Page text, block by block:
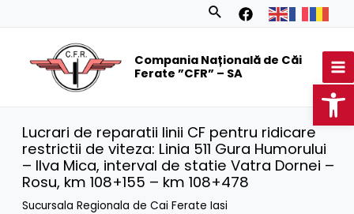
Search
Compania Națională de Căi
Ferate ”CFR” – SA
Lucrari de reparatii linii CF pentru ridicare
restrictii de viteza: Linia 511 Gura Humorului
– Ilva Mica, interval de statie Vatra Dornei –
Rosu, km 108+155 – km 108+478
Sucursala Regionala de Cai Ferate Iasi